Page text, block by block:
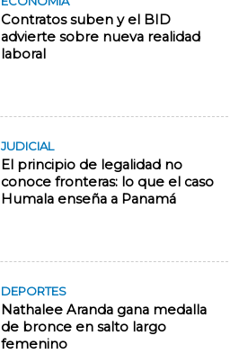
Contratos suben y el BID
advierte sobre nueva realidad
laboral
JUDICIAL
El principio de legalidad no
conoce fronteras: lo que el caso
Humala enseña a Panamá
DEPORTES
Nathalee Aranda gana medalla
de bronce en salto largo
femenino